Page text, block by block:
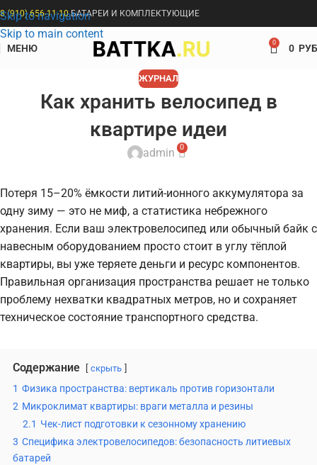
Skip to navigation
Skip to main content
8 (910) 656-11-10БАТАРЕИ И КОМПЛЕКТУЮЩИЕ
МЕНЮ 0 0
ЖУРНАЛ
Как хранить велосипед в
квартире идеи
admin 0
Потеря 15–20% ёмкости литий-ионного аккумулятора за
одну зиму — это не миф, а статистика небрежного
хранения. Если ваш электровелосипед или обычный байк с
навесным оборудованием просто стоит в углу тёплой
квартиры, вы уже теряете деньги и ресурс компонентов.
Правильная организация пространства решает не только
проблему нехватки квадратных метров, но и сохраняет
техническое состояние транспортного средства.
Содержание скрыть
1 Физика пространства: вертикаль против горизонтали
2 Микроклимат квартиры: враги металла и резины
2.1 Чек-лист подготовки к сезонному хранению
3 Специфика электровелосипедов: безопасность литиевых
батарей